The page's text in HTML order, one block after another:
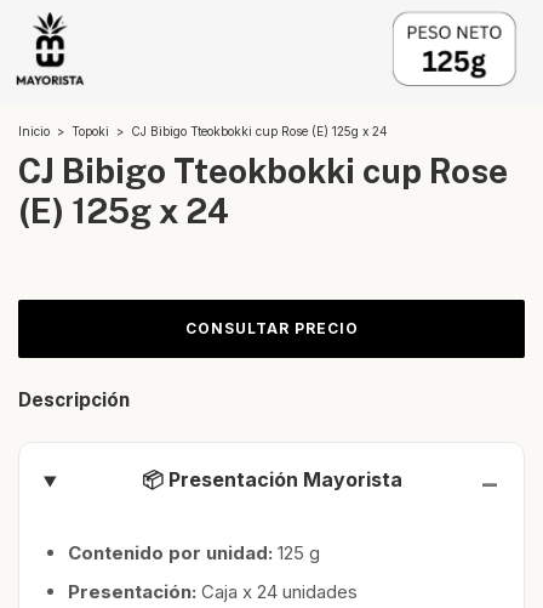
Inicio > Topoki > CJ Bibigo Tteokbokki cup Rose (E) 125g x 24
CJ Bibigo Tteokbokki cup Rose
(E) 125g x 24
Descripción
📦 Presentación Mayorista
Contenido por unidad: 125 g
Presentación: Caja x 24 unidades